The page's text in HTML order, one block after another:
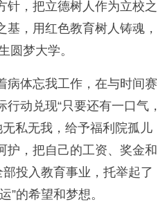
针，把立德树人作为立校之
，用红色教育树人铸魂，
圆梦大学。
病体忘我工作，在与时间赛
动兑现“只要还有一口气，
私无我，给予福利院孤儿
护，把自己的工资、奖金和
投入教育事业，托举起了
”的希望和梦想。